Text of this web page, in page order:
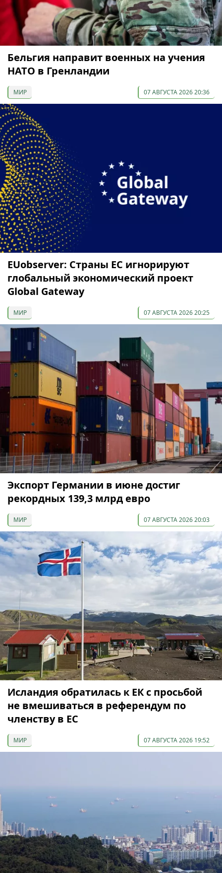
Бельгия направит военных на учения
НАТО в Гренландии
МИР 07 АВГУСТА 2026 20:36
EUobserver: Страны ЕС игнорируют
глобальный экономический проект
Global Gateway
МИР 07 АВГУСТА 2026 20:25
Экспорт Германии в июне достиг
рекордных 139,3 млрд евро
МИР 07 АВГУСТА 2026 20:03
Исландия обратилась к ЕК с просьбой
не вмешиваться в референдум по
членству в ЕС
МИР 07 АВГУСТА 2026 19:52